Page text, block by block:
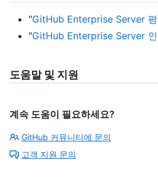
"GitHub Enterprise Server 평
"GitHub Enterprise Server 인
도움말 및 지원
계속 도움이 필요하세요?
GitHub 커뮤니티에 문의
고객 지원 문의